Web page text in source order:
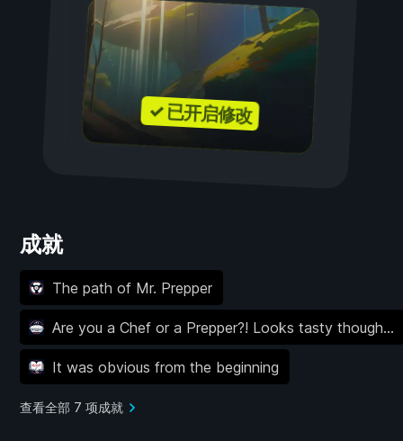
✓ 已开启修改
成就
The path of Mr. Prepper
Are you a Chef or a Prepper?! Looks tasty though...
It was obvious from the beginning
查看全部 7 项成就